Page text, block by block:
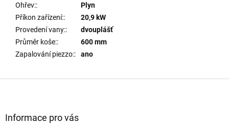
Ohřev::
Plyn
Příkon zařízení::
20,9 kW
Provedení vany::
dvouplášť
Průměr koše::
600 mm
Zapalování piezzo:: ano
Informace pro vás